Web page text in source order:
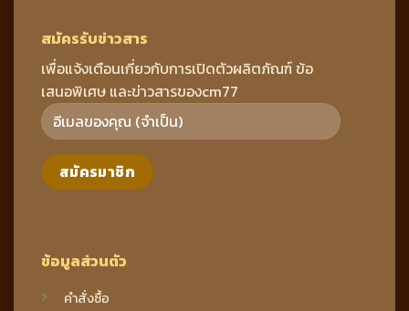
ข้อมูลส่วนตัว
คำสั่งซื้อ
สมัครรับข่าวสาร
เพื่อแจ้งเตือนเกี่ยวกับการเปิดตัวผลิตภัณฑ์ ข้อ
เสนอพิเศษ และข่าวสารของcm77